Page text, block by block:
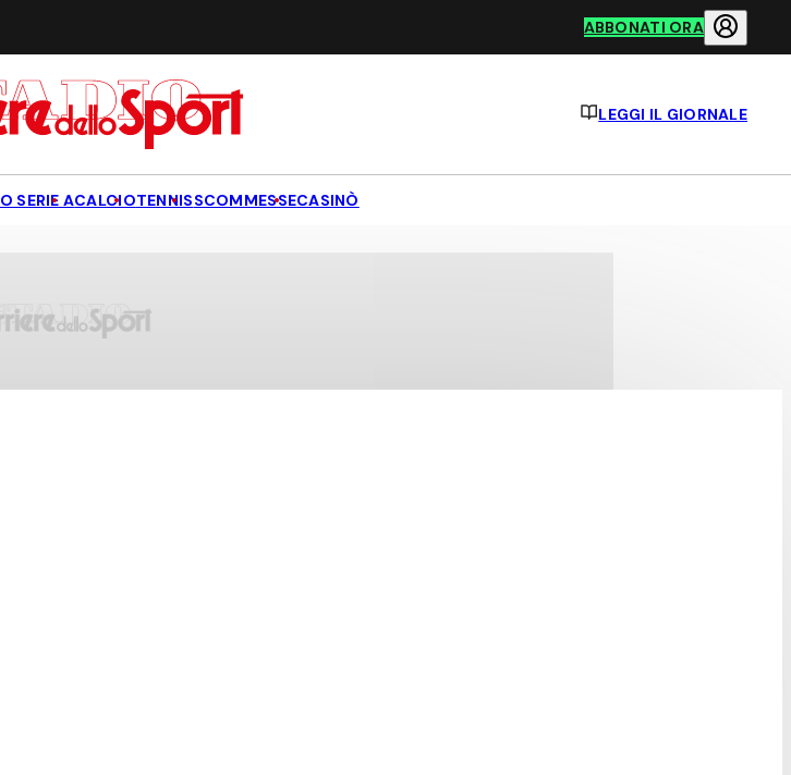
ABBONATI ORA
LEGGI IL GIORNALE
SERIE ACALCIOTENNISSCOMMESSECASINÒ